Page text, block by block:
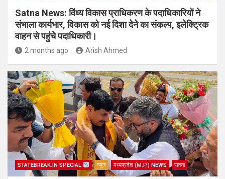
Satna News: विंध्य विकास प्राधिकरण के पदाधिकारियों ने
संभाला कार्यभार, विकास को नई दिशा देने का संकल्प, इलेक्ट्रिक
वाहन से पहुंचे पदाधिकारी।
2 months ago Arish Ahmed
STATEBREAK.IN SPECIAL न्यूज़ मध्यप्रदेश (M.P.) NEWS सतना